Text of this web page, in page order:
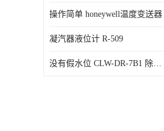
操作简单 honeywell温度变送器
凝汽器液位计 R-509
没有假水位 CLW-DR-7B1 除氧器水位测量